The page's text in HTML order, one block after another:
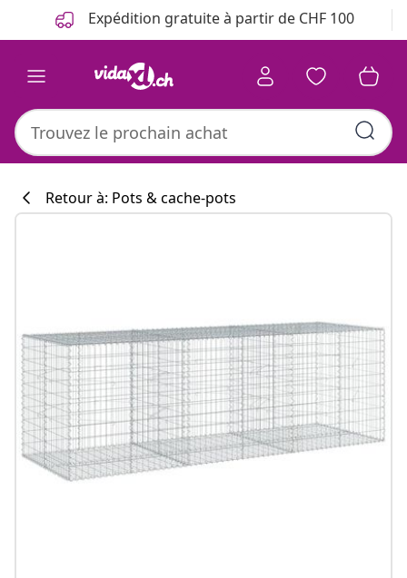
Précédent Expédition gratuite à partir de CHF 100
Retour à: Pots & cache-pots